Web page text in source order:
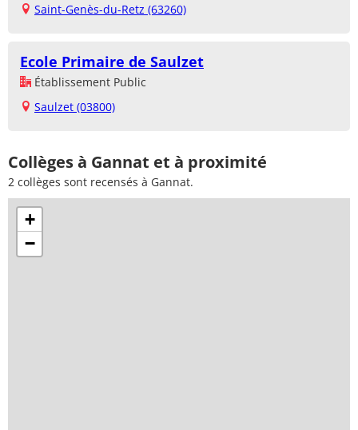
Saint-Genès-du-Retz (63260)
Ecole Primaire de Saulzet
Établissement Public
Saulzet (03800)
Collèges à Gannat et à proximité
2 collèges sont recensés à Gannat.
+
−